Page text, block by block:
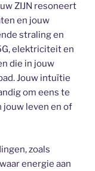
ZIJN resoneert
en jouw
straling en
elektriciteit en
die in jouw
Jouw intuïtie
om eens te
jouw leven en of
zoals
energie aan